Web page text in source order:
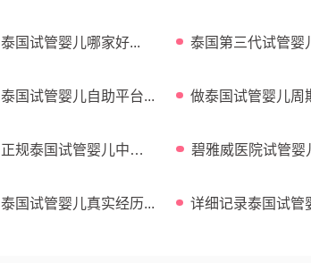
泰国试管婴儿哪家好...
泰国第三代试管婴
泰国试管婴儿自助平台...
做泰国试管婴儿周
正规泰国试管婴儿中介
碧雅威医院试管婴
泰国试管婴儿真实经历...
详细记录泰国试管